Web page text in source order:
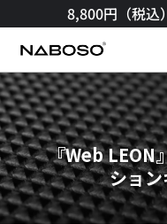
8,800円（税込
『Web LEON
ショ